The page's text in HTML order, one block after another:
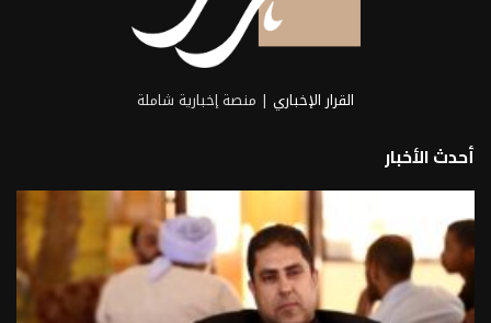
القرار الإخباري | منصة إخبارية شاملة
أحدث الأخبار